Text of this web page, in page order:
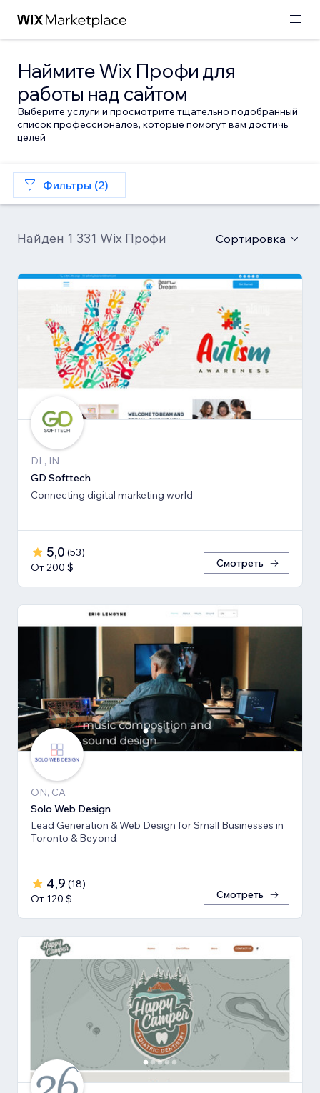
Наймите Wix Профи для
работы над сайтом
Выберите услуги и просмотрите тщательно подобранный
список профессионалов, которые помогут вам достичь
целей
Фильтры (2)
Найден 1 331 Wix Профи Сортировка
DL, IN
GD Softtech
Connecting digital marketing world
5,0 (53)
От 200 $
Смотреть
ON, CA
Solo Web Design
Lead Generation & Web Design for Small Businesses in
Toronto & Beyond
4,9 (18)
От 120 $
Смотреть